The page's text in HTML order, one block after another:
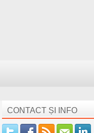
CONTACT ȘI INFO